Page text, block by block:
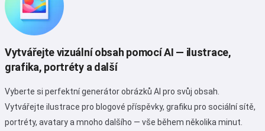
Vytvářejte vizuální obsah pomocí AI — ilustrace,
grafika, portréty a další
Vyberte si perfektní generátor obrázků AI pro svůj obsah.
Vytvářejte ilustrace pro blogové příspěvky, grafiku pro sociální sítě,
portréty, avatary a mnoho dalšího — vše během několika minut.